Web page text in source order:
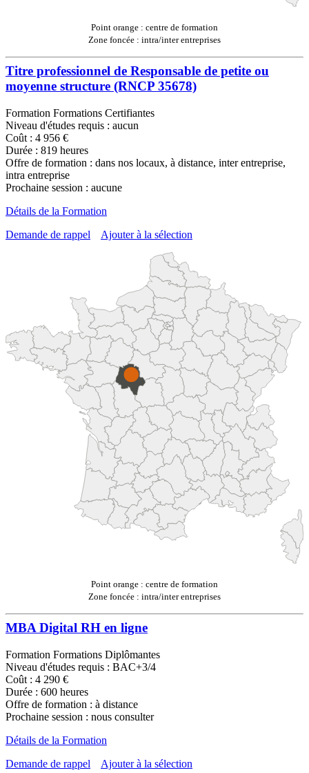
Point orange : centre de formation
Zone foncée : intra/inter entreprises
Titre professionnel de Responsable de petite ou
moyenne structure (RNCP 35678)
Formation Formations Certifiantes
Niveau d'études requis : aucun
Coût : 4 956 €
Durée : 819 heures
Offre de formation : dans nos locaux, à distance, inter entreprise,
intra entreprise
Prochaine session : aucune
Détails de la Formation
Demande de rappel
Ajouter à la sélection
Point orange : centre de formation
Zone foncée : intra/inter entreprises
MBA Digital RH en ligne
Formation Formations Diplômantes
Niveau d'études requis : BAC+3/4
Coût : 4 290 €
Durée : 600 heures
Offre de formation : à distance
Prochaine session : nous consulter
Détails de la Formation
Demande de rappel
Ajouter à la sélection